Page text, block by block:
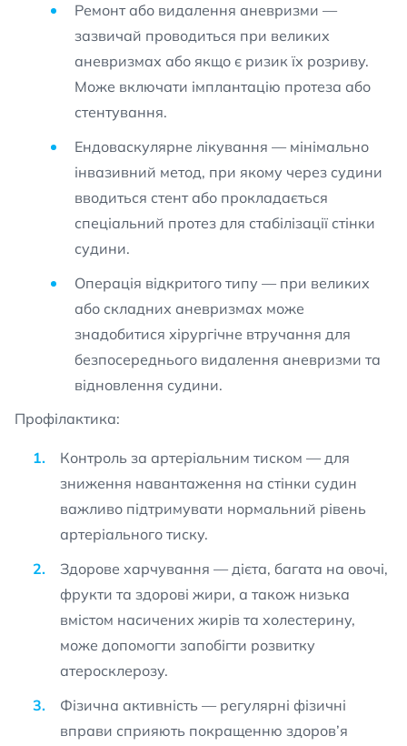
Ремонт або видалення аневризми —
зазвичай проводиться при великих
аневризмах або якщо є ризик їх розриву.
Може включати імплантацію протеза або
стентування.
Ендоваскулярне лікування — мінімально
інвазивний метод, при якому через судини
вводиться стент або прокладається
спеціальний протез для стабілізації стінки
судини.
Операція відкритого типу — при великих
або складних аневризмах може
знадобитися хірургічне втручання для
безпосереднього видалення аневризми та
відновлення судини.
Профілактика:
Контроль за артеріальним тиском — для
зниження навантаження на стінки судин
важливо підтримувати нормальний рівень
артеріального тиску.
Здорове харчування — дієта, багата на овочі,
фрукти та здорові жири, а також низька
вмістом насичених жирів та холестерину,
може допомогти запобігти розвитку
атеросклерозу.
Фізична активність — регулярні фізичні
вправи сприяють покращенню здоров’я